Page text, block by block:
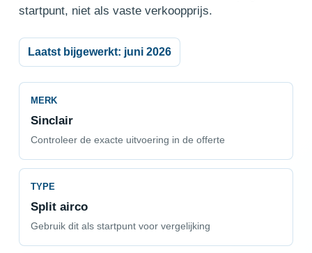
startpunt, niet als vaste verkoopprijs.
Laatst bijgewerkt: juni 2026
MERK
Sinclair
Controleer de exacte uitvoering in de offerte
TYPE
Split airco
Gebruik dit als startpunt voor vergelijking